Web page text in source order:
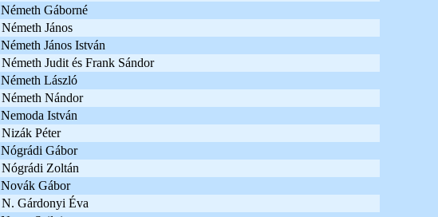
Németh Gáborné
Németh János
Németh János István
Németh Judit és Frank Sándor
Németh László
Németh Nándor
Nemoda István
Nizák Péter
Nógrádi Gábor
Nógrádi Zoltán
Novák Gábor
N. Gárdonyi Éva